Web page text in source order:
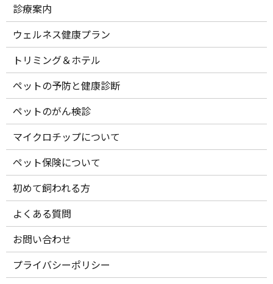
診療案内
ウェルネス健康プラン
トリミング＆ホテル
ペットの予防と健康診断
ペットのがん検診
マイクロチップについて
ペット保険について
初めて飼われる方
よくある質問
お問い合わせ
プライバシーポリシー